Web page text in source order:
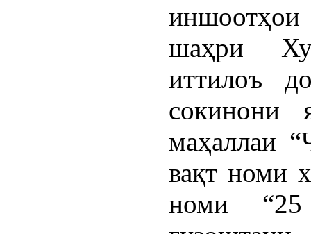
шаҳри
иттилоъ
сокинони
маҳаллаи
вақт номи
номи “25